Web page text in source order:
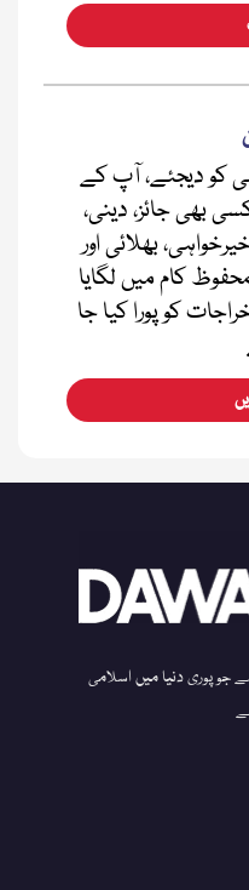
کو دیجئے، آپ کے
بھی جائز، دینی،
بھلائی اور
کام میں لگایا
کو پورا کیا جا
پوری دنیا میں اسلامی